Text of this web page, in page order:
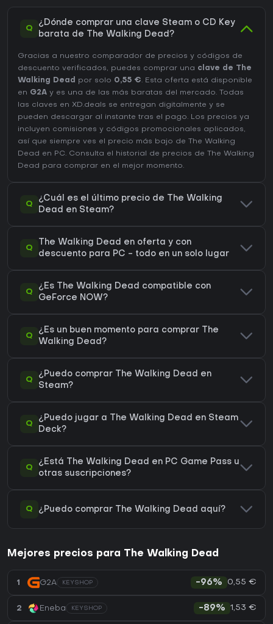
Q
¿Dónde comprar una clave Steam o CD Key
barata de The Walking Dead?
Gracias a nuestro comparador de precios y códigos de
descuento verificados, puedes comprar una clave de The
Walking Dead
por solo 0,55 €. Esta oferta está disponible
en G2A y es una de las más baratas del mercado. Todas
las claves en XD.deals se entregan digitalmente y se
pueden descargar al instante tras el pago. Los precios ya
incluyen comisiones y códigos promocionales aplicados,
así que siempre ves el precio más bajo de The Walking
Dead en PC. Consulta el
historial de precios de The Walking
Dead para comprar en el mejor momento.
Q
¿Cuál es el último precio de The Walking
Dead en Steam?
Q
The Walking Dead en oferta y con
descuento para PC - todo en un solo lugar
Q
¿Es The Walking Dead compatible con
GeForce NOW?
Q
¿Es un buen momento para comprar The
Walking Dead?
Q
¿Puedo comprar The Walking Dead en
Steam?
Q
¿Puedo jugar a The Walking Dead en Steam
Deck?
Q
¿Está The Walking Dead en PC Game Pass u
otras suscripciones?
Q ¿Puedo comprar The Walking Dead aquí?
Mejores precios para The Walking Dead
1 G2A KEYSHOP -96% 0,55 €
2 Eneba KEYSHOP -89% 1,53 €